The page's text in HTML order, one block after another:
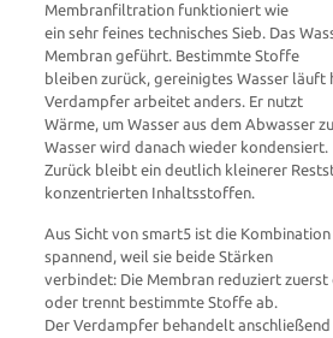
Membranfiltration funktioniert wie
ein sehr feines technisches Sieb. Das
Membran geführt. Bestimmte Stoffe
bleiben zurück, gereinigtes Wasser läuft
Verdampfer arbeitet anders. Er nutzt
Wärme, um Wasser aus dem Abwasser
Wasser wird danach wieder kondensiert.
Zurück bleibt ein deutlich kleinerer
konzentrierten Inhaltsstoffen.
Aus Sicht von smart5 ist die
spannend, weil sie beide Stärken
verbindet: Die Membran reduziert zuerst
oder trennt bestimmte Stoffe ab.
Der Verdampfer behandelt